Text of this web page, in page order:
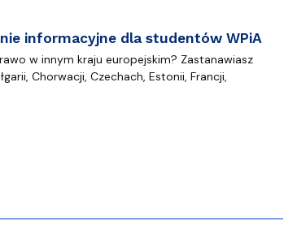
informacyjne dla studentów WPiA
w innym kraju europejskim? Zastanawiasz
Chorwacji, Czechach, Estonii, Francji,